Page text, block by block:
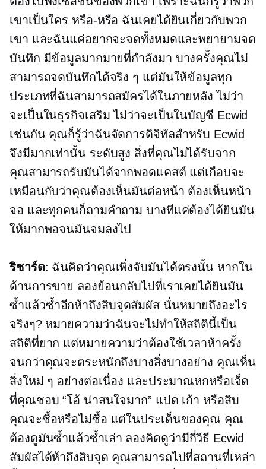
เขาเป็นใคร หรือ-หรือ ฉันเคยได้ยินเกี่ยวกับพวก
เขา และฉันแค่อยากจะจดทั้งหมดและพยายามจด
บันทึก มีข้อมูลมากมายที่กำลังมา บางครั้งคุณไม่
สามารถจดบันทึกได้จริง ๆ แต่มันให้ข้อมูลทุก
ประเภทที่ฉันสามารถสมัครได้ในภายหลัง ไม่ว่า
จะเป็นในธุรกิจเสริม ไม่ว่าจะเป็นในบัญชี Ecwid
เช่นกัน คุณก็รู้ว่าฉันจัดการดิจิทัลสำหรับ Ecwid
จึงมีมากเท่านั้น ระดับสูง สิ่งที่คุณไม่ได้รับจาก
คุณสามารถรับมันได้จากพอดแคสต์ แต่เกือบจะ
เหมือนกับว่าคุณต้องเห็นมันต่อหน้า ต้องเห็นหน้า
จอ และทุกคนก็ถามคำถาม บางทีแค่ต้องได้ยินมัน
ให้มากพอจนมันจมลงไป
ริชาร์ด: ฉันคิดว่าคุณเพิ่งจับมันได้ตรงนั้น หากใน
ด้านการขาย ลองย้อนกลับไปที่เราเคยได้ยินมัน
ซ้ำแล้วซ้ำอีกห้าถึงสิบจุดสัมผัส นั่นหมายถึงอะไร
จริงๆ? หมายความว่าฉันจะไม่ทำให้สถิตินี้เป็น
สถิติที่ยาก แต่หมายความว่าต้องใช้เวลาห้าครั้ง
จนกว่าคุณจะตระหนักถึงบางสิ่งบางอย่าง คุณเห็น
สิ่งใหม่ ๆ อย่างต่อเนื่อง และประมาณหกหรือเจ็ด
ที่คุณชอบ “โอ้ น่าสนใจมาก” แปด เก้า หรือสิบ
คุณจะซื้อหรือไม่ซื้อ แต่ในประเด็นของคุณ คุณ
ต้องดูมันซ้ำแล้วซ้ำเล่า ลองคิดดูว่ามีกี่วิธี Ecwid
สัมผัสได้ห้าถึงสิบจุด คุณสามารถไปที่สถานที่เหล่า